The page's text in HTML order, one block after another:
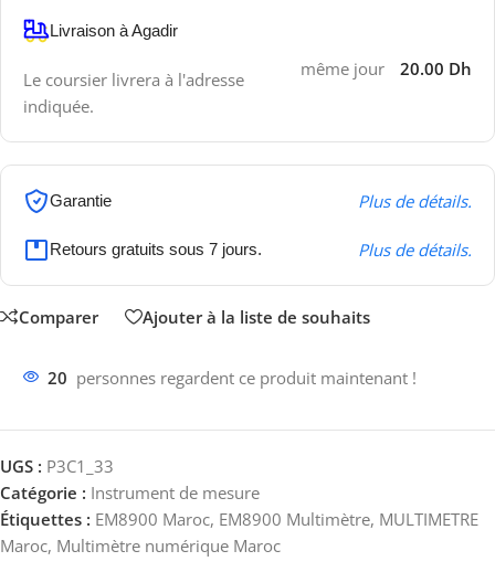
Livraison à Agadir
Le coursier livrera à l'adresse
indiquée.
même jour 20.00 Dh
Garantie Plus de détails.
Retours gratuits sous 7 jours. Plus de détails.
Comparer Ajouter à la liste de souhaits
20 personnes regardent ce produit maintenant !
UGS : P3C1_33
Catégorie : Instrument de mesure
Étiquettes : EM8900 Maroc, EM8900 Multimètre, MULTIMETRE
Maroc, Multimètre numérique Maroc